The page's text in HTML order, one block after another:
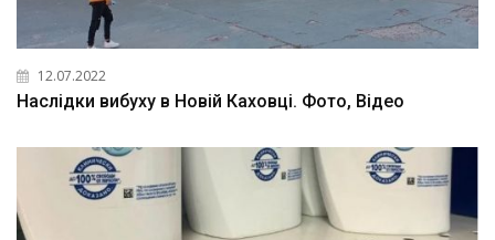
12.07.2022
Наслідки вибуху в Новій Каховці. Фото, Відео